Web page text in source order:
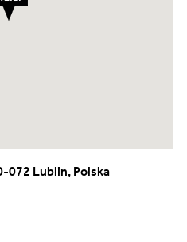
072 Lublin, Polska